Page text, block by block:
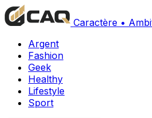
Caractère •
Argent
Fashion
Geek
Healthy
Lifestyle
Sport